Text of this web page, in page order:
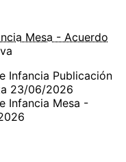
Mesa - Acuerdo
Infancia Publicación
23/06/2026
Infancia Mesa -